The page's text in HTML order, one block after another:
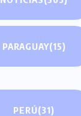
PARAGUAY(15)
PERÚ(31)